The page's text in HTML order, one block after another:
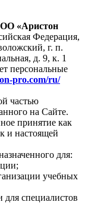
«Аристон
Федерация,
г. п.
д. 9, к. 1
персональные
pro.com/ru/
частью
на Сайте.
принятие как
и настоящей
для:
учебных
для специалистов